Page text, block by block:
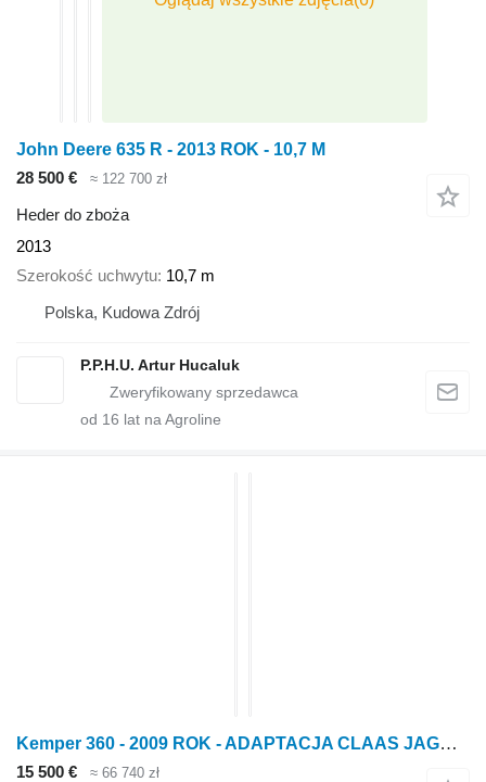
John Deere 635 R - 2013 ROK - 10,7 M
28 500 €
≈ 122 700 zł
Heder do zboża
2013
Szerokość uchwytu 10,7 m
Polska, Kudowa Zdrój
P.P.H.U. Artur Hucaluk
od 16 lat na Agroline
Kemper 360 - 2009 ROK - ADAPTACJA CLAAS JAGUAR
15 500 € ≈ 66 740 zł